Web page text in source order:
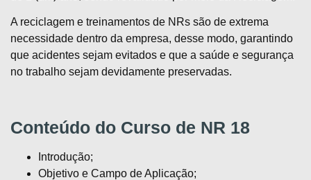
A reciclagem e treinamentos de NRs são de extrema
necessidade dentro da empresa, desse modo, garantindo
que acidentes sejam evitados e que a saúde e segurança
no trabalho sejam devidamente preservadas.
Conteúdo do Curso de NR 18
Introdução;
Objetivo e Campo de Aplicação;